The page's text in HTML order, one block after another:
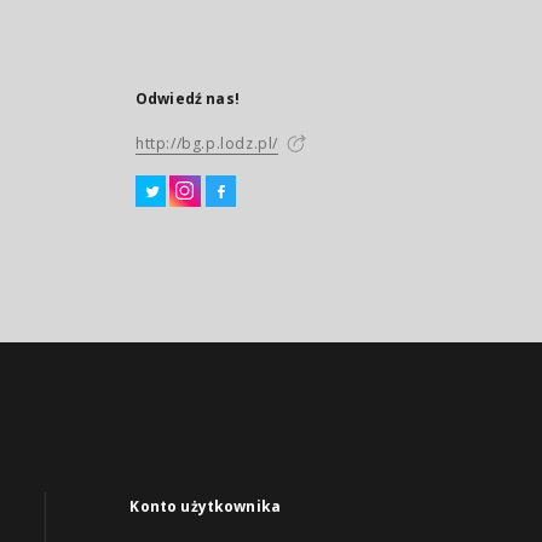
Odwiedź nas!
http://bg.p.lodz.pl/
Konto użytkownika